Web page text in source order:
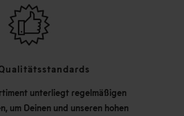
unterliegt regelmäßigen
um Deinen und unseren hohen